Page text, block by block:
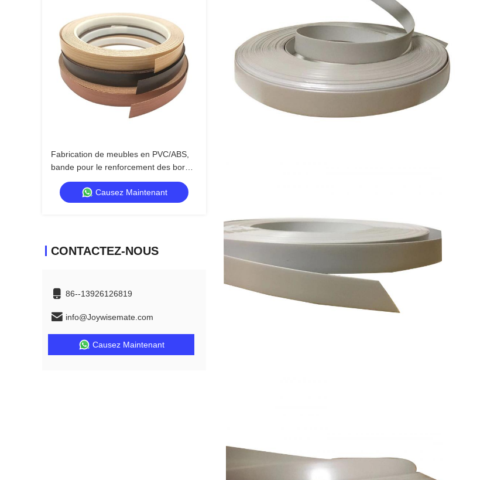
Fabrication de meubles en PVC/ABS,
bande pour le renforcement des bords
des meubles en bois
Causez Maintenant
CONTACTEZ-NOUS
86--13926126819
info@Joywisemate.com
Causez Maintenant